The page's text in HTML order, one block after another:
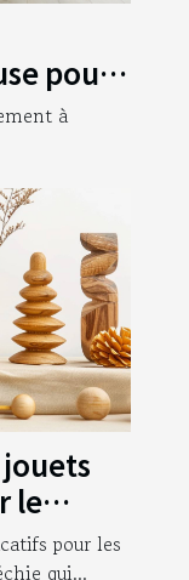
pour
!
à
le
pour les
qui...